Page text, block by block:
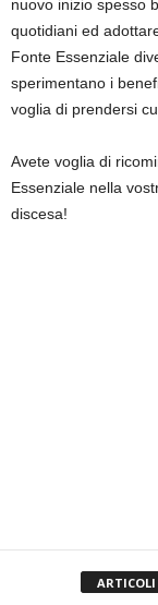
nuovo inizio spesso
quotidiani ed
Fonte Essenziale
sperimentano i
voglia di prendersi
Avete voglia di
Essenziale nella
discesa!
ARTICOLI